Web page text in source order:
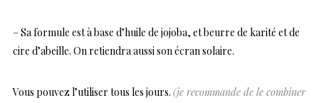
– Sa formule est à base d’huile de jojoba, et beurre de karité et de
cire d’abeille. On retiendra aussi son écran solaire.
Vous pouvez l’utiliser tous les jours. (je recommande de le combiner